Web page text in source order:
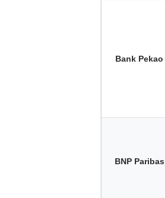
Bank Pekao
BNP Paribas